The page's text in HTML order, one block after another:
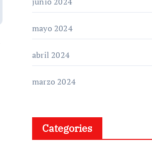
mayo 2024
abril 2024
marzo 2024
Categories